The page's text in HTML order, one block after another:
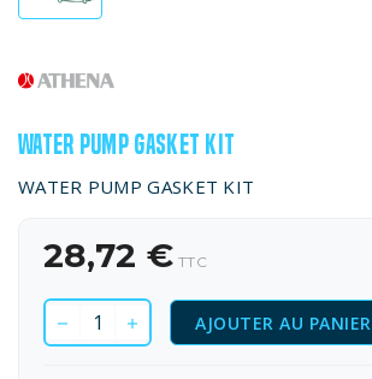
WATER PUMP GASKET KIT
WATER PUMP GASKET KIT
28,72 € TTC
AJOUTER AU PANIER